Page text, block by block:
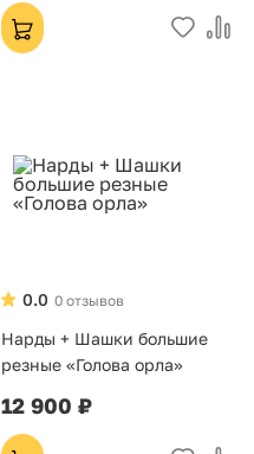
0 отзывов
0.0
Нарды + Шашки большие
резные «Голова орла»
12 900 ₽